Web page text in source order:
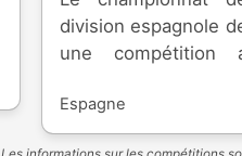
division espagnole
une compétition
second niveau
espagnole de
Espagne